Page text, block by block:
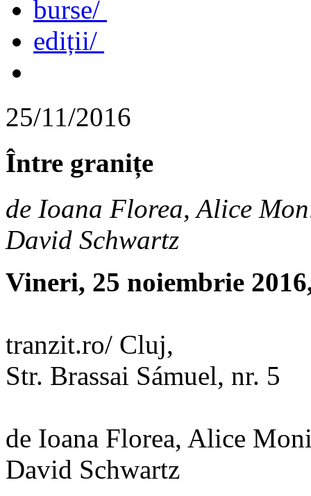
burse/
ediții/
25/11/2016
Între granițe
de Ioana Florea, Alice
David Schwartz
Vineri, 25 noiembrie
tranzit.ro/ Cluj,
Str. Brassai Sámuel, nr. 5
de Ioana Florea, Alice
David Schwartz